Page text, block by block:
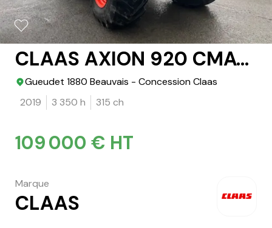
CLAAS AXION 920 CMATIC
Gueudet 1880 Beauvais - Concession Claas
2019
3 350 h 315 ch
109 000 € HT
Marque
CLAAS